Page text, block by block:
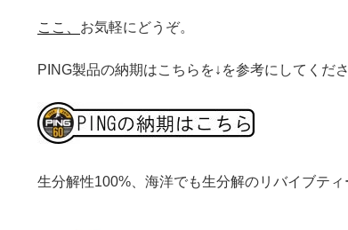
ここ、 お気軽にどうぞ。
PING製品の納期はこちらを↓を参考にしてくださ
生分解性100%、海洋でも生分解のリバイブティ